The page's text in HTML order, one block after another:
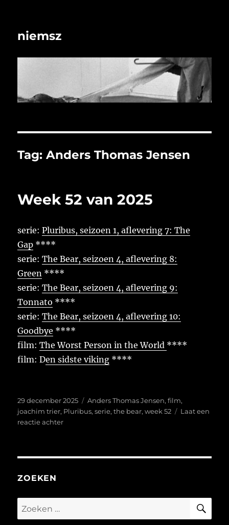
niemsz
Tag:Anders Thomas Jensen
Week 52 van 2025
serie:Pluribus, seizoen 1, aflevering 7: The
Gap ****
serie:The Bear, seizoen 4, aflevering 8:
Green ****
serie:The Bear, seizoen 4, aflevering 9:
Tonnato ****
serie:The Bear, seizoen 4, aflevering 10:
Goodbye ****
film:The Worst Person in the World ****
film: Den sidste viking ****
Geplaatst
op
29 december 2025 Tags
Anders Thomas Jensen,film,
joachim trier, Pluribus,serie,the bear,week 52
Laat een
reactie achterop
ZOEKEN
Zoeken
naar: